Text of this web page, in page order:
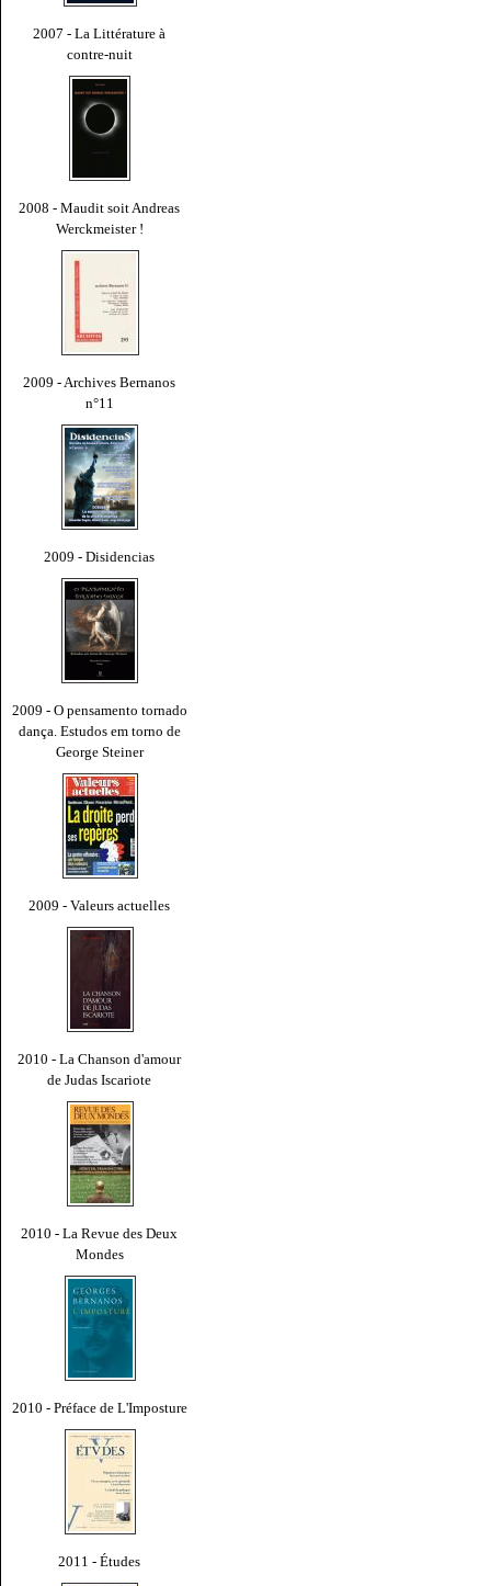
2007 - La Littérature à
contre-nuit
2008 - Maudit soit Andreas
Werckmeister !
2009 - Archives Bernanos
n°11
2009 - Disidencias
2009 - O pensamento tornado
dança. Estudos em torno de
George Steiner
2009 - Valeurs actuelles
2010 - La Chanson d'amour
de Judas Iscariote
2010 - La Revue des Deux
Mondes
2010 - Préface de L'Imposture
2011 - Études